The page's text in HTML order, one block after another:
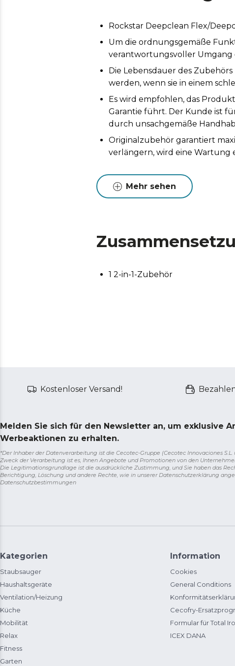
Rockstar Deepclean Flex/
Um die ordnungsgemäße
verantwortungsvoller Umgang
Die Lebensdauer des
werden, wenn sie in einem
Es wird empfohlen, das
Garantie führt. Der Kunde ist
durch unsachgemäße
Originalzubehör garantiert
verlängern, wird eine Wartung
Mehr sehen
1 2-in-1-Zubehör
Kostenloser Versand!
Melden Sie sich für den Newsletter an, um exklusive
Werbeaktionen zu erhalten.
*Der Inhaber der Datenverarbeitung ist die Cecotec-Gruppe (Cecotec Innovaciones S.L.
Zweck der Verarbeitung ist es, Ihnen Angebote und Promotionen von den
Die Legitimationsgrundlage ist die ausdrückliche Zustimmung, und Sie haben das
Berichtigung, Löschung und andere Rechte, wie in unserer Datenschutzerklärung
Datenschutzbestimmungen
Kategorien
Staubsauger
Haushaltsgeräte
Ventilation/Heizung
Küche
Mobilität
Relax
Fitness
Garten
Information
Cookies
General Conditions
Cecofry-
Formular für Total
ICEX DANA